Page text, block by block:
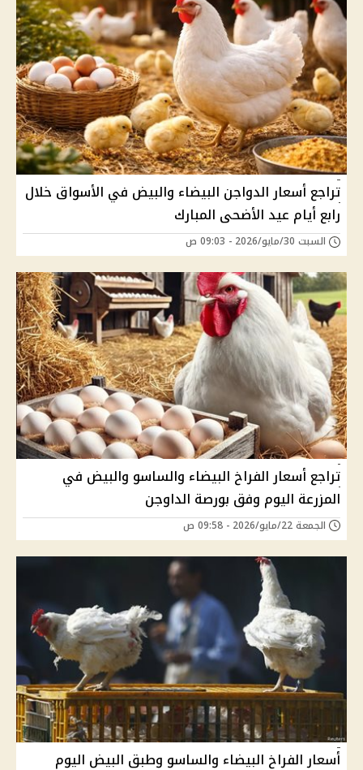
تراجع أسعار الدواجن البيضاء والبيض في الأسواق خلال
رابع أيام عيد الأضحى المبارك
السبت 30/مايو/2026 - 09:03 ص
تراجع أسعار الفراخ البيضاء والساسو والبيض في
المزرعة اليوم وفق بورصة الداوجن
الجمعة 22/مايو/2026 - 09:58 ص
أسعار الفراخ البيضاء والساسو وطبق البيض اليوم